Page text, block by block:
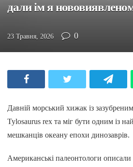
дали ім я
23 Травня, 2026 0
Давній морський хижак із
Tylosaurus rex та міг бути одним із
мешканців океану епохи динозаврів.
Американські палеонтологи